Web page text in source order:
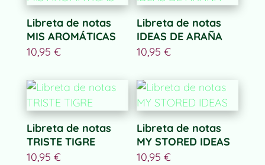
Libreta de notas
MIS AROMÁTICAS
10,95 €
Libreta de notas
IDEAS DE ARAÑA
10,95€
Libreta de notas
TRISTE TIGRE
10,95 €
Libreta de notas
MY STORED IDEAS
10,95€